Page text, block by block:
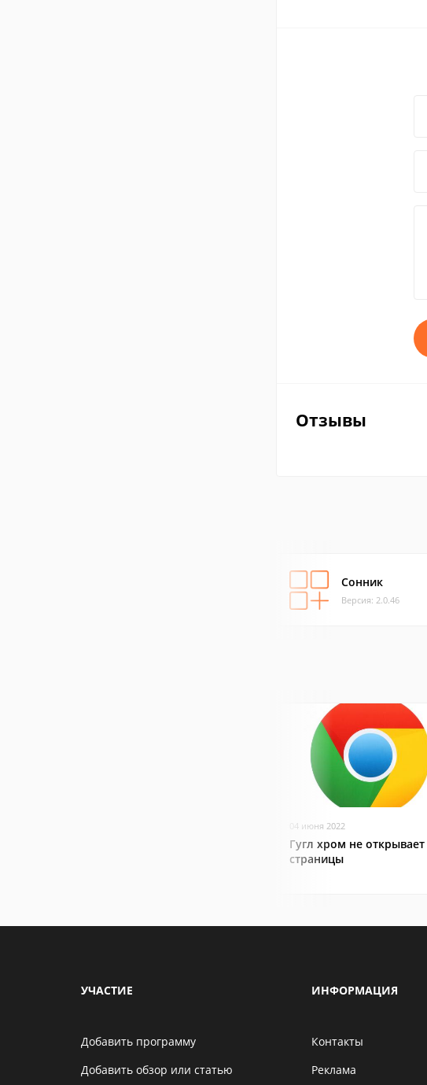
Отзывы
Сонник
Версия: 2.0.46
04 июня 2022
Гугл хром не открывает
страницы
УЧАСТИЕ
Добавить программу
Добавить обзор или статью
ИНФОРМАЦИЯ
Контакты
Реклама